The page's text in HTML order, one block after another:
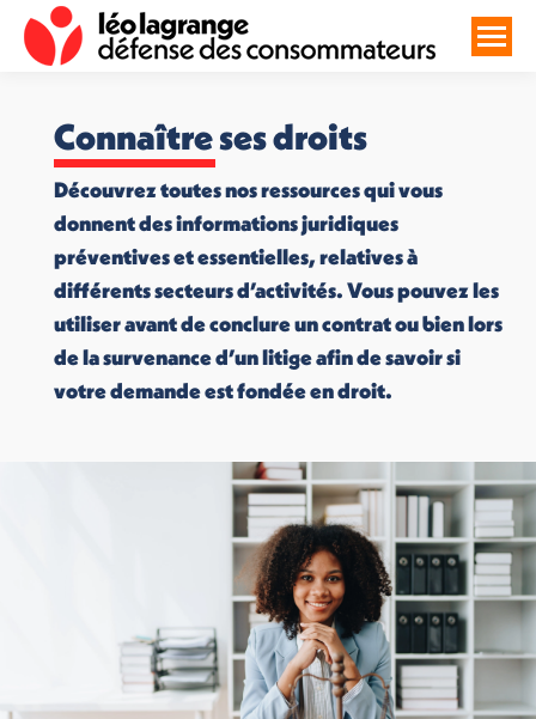
Connaître ses droits
Découvrez toutes nos ressources qui vous
donnent des informations juridiques
préventives et essentielles, relatives à
différents secteurs d’activités. Vous pouvez les
utiliser avant de conclure un contrat ou bien lors
de la survenance d’un litige afin de savoir si
votre demande est fondée en droit.